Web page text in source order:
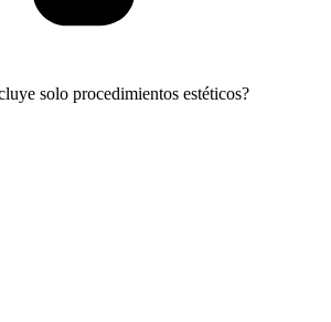
solo procedimientos estéticos?